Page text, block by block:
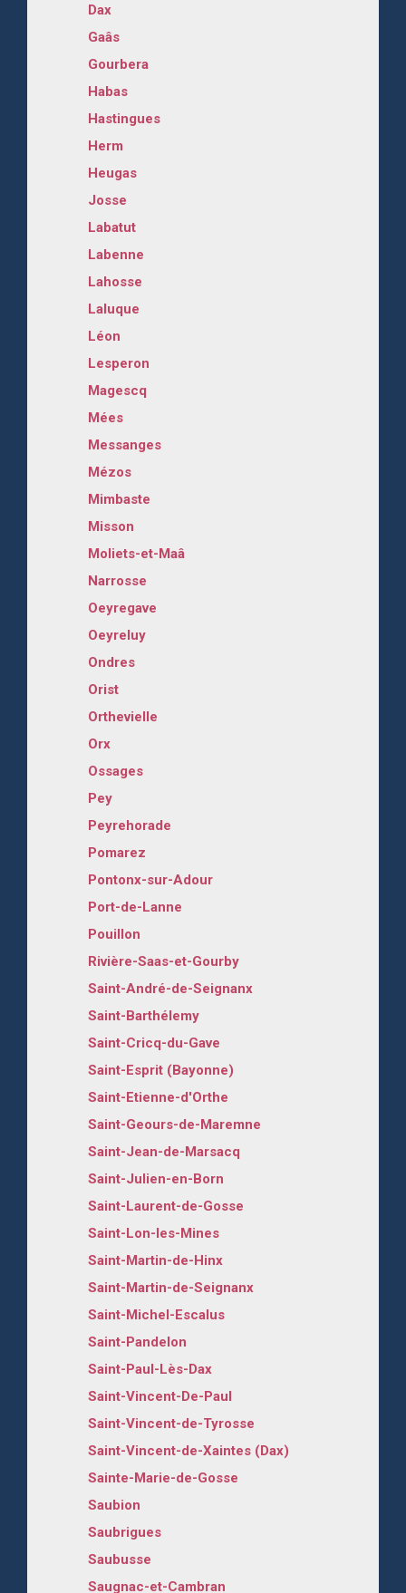
Dax
Gaâs
Gourbera
Habas
Hastingues
Herm
Heugas
Josse
Labatut
Labenne
Lahosse
Laluque
Léon
Lesperon
Magescq
Mées
Messanges
Mézos
Mimbaste
Misson
Moliets-et-Maâ
Narrosse
Oeyregave
Oeyreluy
Ondres
Orist
Orthevielle
Orx
Ossages
Pey
Peyrehorade
Pomarez
Pontonx-sur-Adour
Port-de-Lanne
Pouillon
Rivière-Saas-et-Gourby
Saint-André-de-Seignanx
Saint-Barthélemy
Saint-Cricq-du-Gave
Saint-Esprit (Bayonne)
Saint-Etienne-d'Orthe
Saint-Geours-de-Maremne
Saint-Jean-de-Marsacq
Saint-Julien-en-Born
Saint-Laurent-de-Gosse
Saint-Lon-les-Mines
Saint-Martin-de-Hinx
Saint-Martin-de-Seignanx
Saint-Michel-Escalus
Saint-Pandelon
Saint-Paul-Lès-Dax
Saint-Vincent-De-Paul
Saint-Vincent-de-Tyrosse
Saint-Vincent-de-Xaintes (Dax)
Sainte-Marie-de-Gosse
Saubion
Saubrigues
Saubusse
Saugnac-et-Cambran